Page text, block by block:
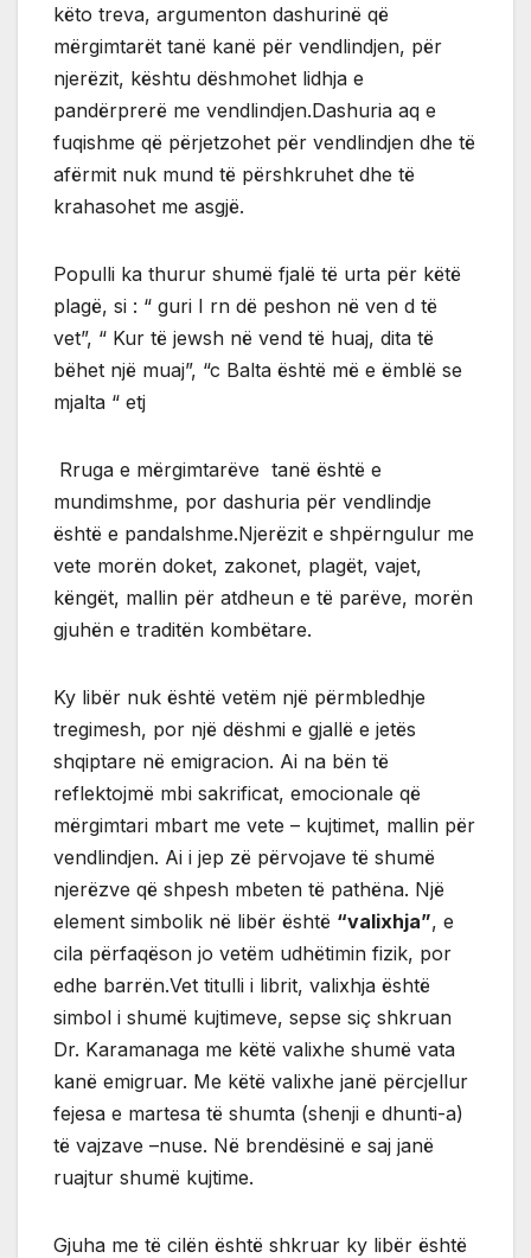
këto treva, argumenton dashurinë që
mërgimtarët tanë kanë për vendlindjen, për
njerëzit, kështu dëshmohet lidhja e
pandërprerë me vendlindjen.Dashuria aq e
fuqishme që përjetzohet për vendlindjen dhe të
afërmit nuk mund të përshkruhet dhe të
krahasohet me asgjë.
Populli ka thurur shumë fjalë të urta për këtë
plagë, si : “ guri I rn dë peshon në ven d të
vet”, “ Kur të jewsh në vend të huaj, dita të
bëhet një muaj”, “c Balta është më e ëmblë se
mjalta “ etj
Rruga e mërgimtarëve tanë është e
mundimshme, por dashuria për vendlindje
është e pandalshme.Njerëzit e shpërngulur me
vete morën doket, zakonet, plagët, vajet,
këngët, mallin për atdheun e të parëve, morën
gjuhën e traditën kombëtare.
Ky libër nuk është vetëm një përmbledhje
tregimesh, por një dëshmi e gjallë e jetës
shqiptare në emigracion. Ai na bën të
reflektojmë mbi sakrificat, emocionale që
mërgimtari mbart me vete – kujtimet, mallin për
vendlindjen. Ai i jep zë përvojave të shumë
njerëzve që shpesh mbeten të pathëna. Një
element simbolik në libër është “valixhja”, e
cila përfaqëson jo vetëm udhëtimin fizik, por
edhe barrën.Vet titulli i librit, valixhja është
simbol i shumë kujtimeve, sepse siç shkruan
Dr. Karamanaga me këtë valixhe shumë vata
kanë emigruar. Me këtë valixhe janë përcjellur
fejesa e martesa të shumta (shenji e dhunti-a)
të vajzave –nuse. Në brendësinë e saj janë
ruajtur shumë kujtime.
Gjuha me të cilën është shkruar ky libër është